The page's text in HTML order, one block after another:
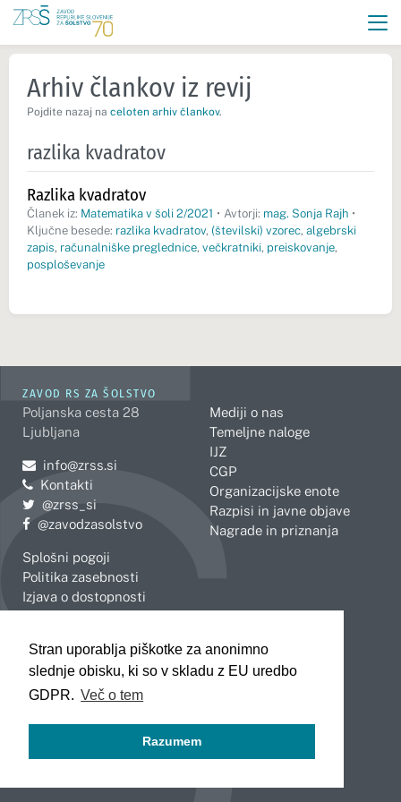
Stran uporablja piškotke za anonimno
slednje obisku, ki so v skladu z EU uredbo
GDPR. Več o tem
Razumem
Arhiv člankov iz revij
Pojdite nazaj na celoten arhiv člankov.
razlika kvadratov
Razlika kvadratov
Članek iz: Matematika v šoli 2/2021 • Avtorji: mag. Sonja Rajh •
Ključne besede: razlika kvadratov, (številski) vzorec, algebrski
zapis, računalniške preglednice, večkratniki, preiskovanje,
posploševanje
ZAVOD RS ZA ŠOLSTVO
Poljanska cesta 28
Ljubljana
Pošljite e-mail na
info@zrss.si
Kontakti
Pojdite na Twitter:
@zrss_si
Pojdite na Facebook:
@zavodzasolstvo
Splošni pogoji
Politika zasebnosti
Izjava o dostopnosti
Mediji o nas
Temeljne naloge
IJZ
CGP
Organizacijske enote
Razpisi in javne objave
Nagrade in priznanja
Celje
Koper
Kranj
Novo mesto
Slovenj Gradec